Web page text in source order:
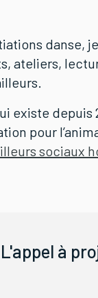
danse,
ateliers,
existe depuis
pour
sociaux
à